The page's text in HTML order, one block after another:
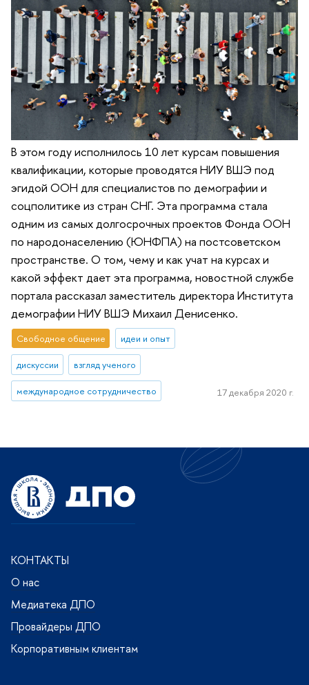
В этом году исполнилось 10 лет курсам повышения
квалификации, которые проводятся НИУ ВШЭ под
эгидой ООН для специалистов по демографии и
соцполитике из стран СНГ. Эта программа стала
одним из самых долгосрочных проектов Фонда ООН
по народонаселению (ЮНФПА) на постсоветском
пространстве. О том, чему и как учат на курсах и
какой эффект дает эта программа, новостной службе
портала рассказал заместитель директора Института
демографии НИУ ВШЭ Михаил Денисенко.
Свободное общение идеи и опыт
дискуссии взгляд ученого
международное сотрудничество 17 декабря 2020 г.
КОНТАКТЫ
О нас
Медиатека ДПО
Провайдеры ДПО
Корпоративным клиентам